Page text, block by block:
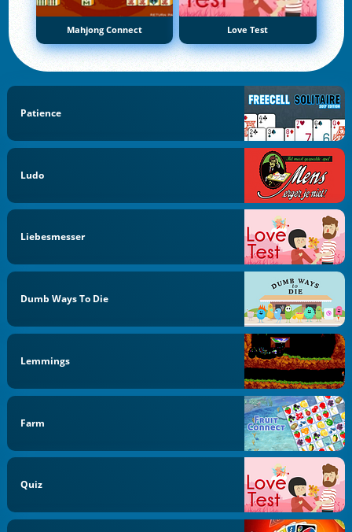
Mahjong Connect Love Test
Patience
Ludo
Liebesmesser
Dumb Ways To Die
Lemmings
Farm
Quiz